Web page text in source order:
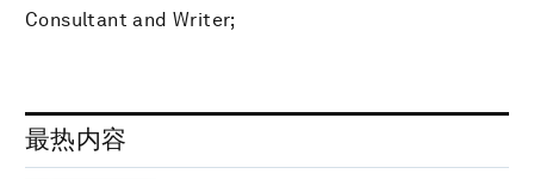
Consultant and Writer;
最热内容